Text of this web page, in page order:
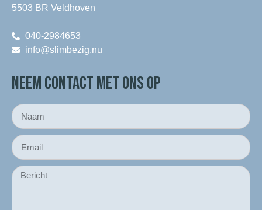
5503 BR Veldhoven
040-2984653
info@slimbezig.nu
NEEM CONTACT MET ONS OP